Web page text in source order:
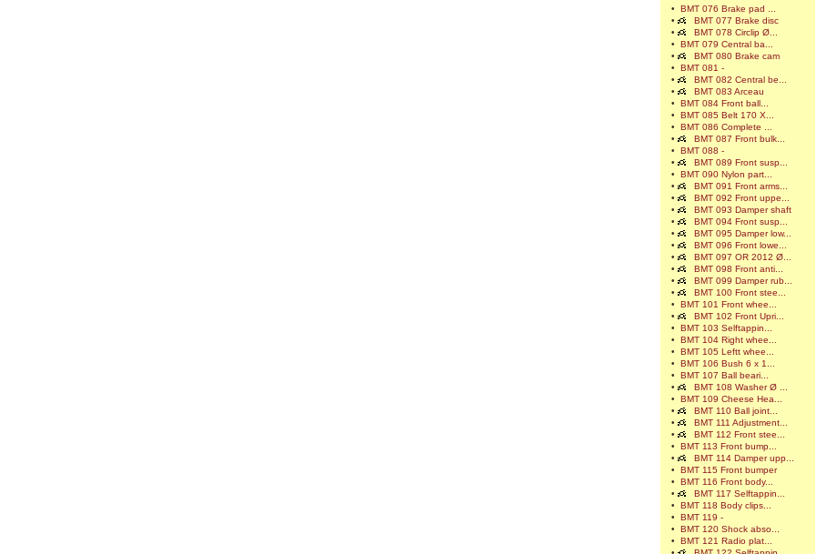
•
BMT 076 Brake pad ...
•
BMT 077 Brake disc
•
BMT 078 Circlip Ø...
•
BMT 079 Central ba...
•
BMT 080 Brake cam
•
BMT 081 -
•
BMT 082 Central be...
•
BMT 083 Arceau
•
BMT 084 Front ball...
•
BMT 085 Belt 170 X...
•
BMT 086 Complete ...
•
BMT 087 Front bulk...
•
BMT 088 -
•
BMT 089 Front susp...
•
BMT 090 Nylon part...
•
BMT 091 Front arms...
•
BMT 092 Front uppe...
•
BMT 093 Damper shaft
•
BMT 094 Front susp...
•
BMT 095 Damper low...
•
BMT 096 Front lowe...
•
BMT 097 OR 2012 Ø...
•
BMT 098 Front anti...
•
BMT 099 Damper rub...
•
BMT 100 Front stee...
•
BMT 101 Front whee...
•
BMT 102 Front Upri...
•
BMT 103 Selftappin...
•
BMT 104 Right whee...
•
BMT 105 Leftt whee...
•
BMT 106 Bush 6 x 1...
•
BMT 107 Ball beari...
•
BMT 108 Washer Ø ...
•
BMT 109 Cheese Hea...
•
BMT 110 Ball joint...
•
BMT 111 Adjustment...
•
BMT 112 Front stee...
•
BMT 113 Front bump...
•
BMT 114 Damper upp...
•
BMT 115 Front bumper
•
BMT 116 Front body...
•
BMT 117 Selftappin...
•
BMT 118 Body clips...
•
BMT 119 -
•
BMT 120 Shock abso...
•
BMT 121 Radio plat...